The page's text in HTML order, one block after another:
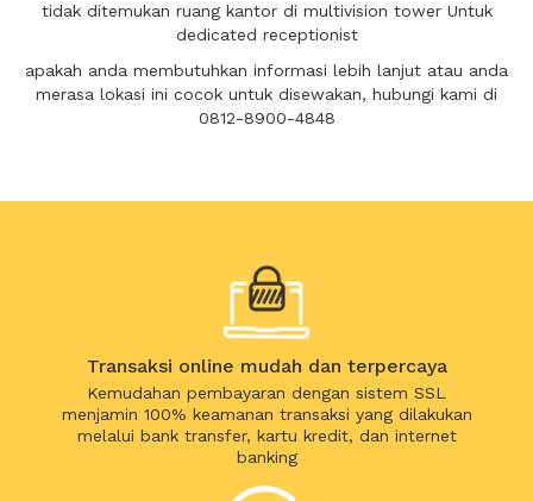
tidak ditemukan ruang kantor di multivision tower Untuk
dedicated receptionist
apakah anda membutuhkan informasi lebih lanjut atau anda
merasa lokasi ini cocok untuk disewakan, hubungi kami di
0812-8900-4848
Transaksi online mudah dan terpercaya
Kemudahan pembayaran dengan sistem SSL
menjamin 100% keamanan transaksi yang dilakukan
melalui bank transfer, kartu kredit, dan internet
banking